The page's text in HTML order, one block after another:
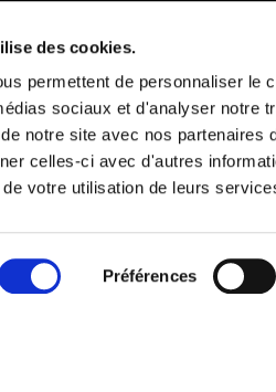
des cookies.
permettent de personnaliser le
sociaux et d'analyser notre
notre site avec nos partenaires
celles-ci avec d'autres
votre utilisation de leurs
Préférences
FAQMentions
Découvrez